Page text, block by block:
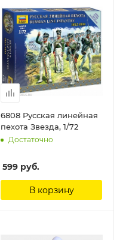
6808 Русская линейная
пехота Звезда, 1/72
Достаточно
599 руб.
В корзину